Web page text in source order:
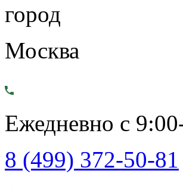
город
Москва
Ежедневно с
8 (499) 372-50-81